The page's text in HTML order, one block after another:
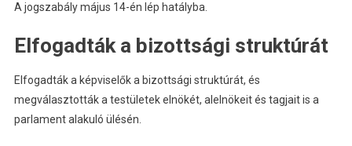
A jogszabály május 14-én lép hatályba.
Elfogadták a bizottsági struktúrát
Elfogadták a képviselők a bizottsági struktúrát, és
megválasztották a testületek elnökét, alelnökeit és tagjait is a
parlament alakuló ülésén.